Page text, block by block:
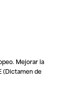
Mejorar la
(Dictamen de